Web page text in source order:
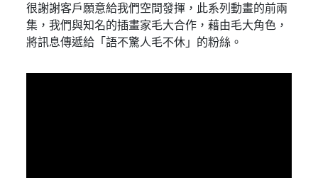
很謝謝客戶願意給我們空間發揮，此系列動畫的前兩
集，我們與知名的插畫家毛大合作，藉由毛大角色，
將訊息傳遞給「語不驚人毛不休」的粉絲。